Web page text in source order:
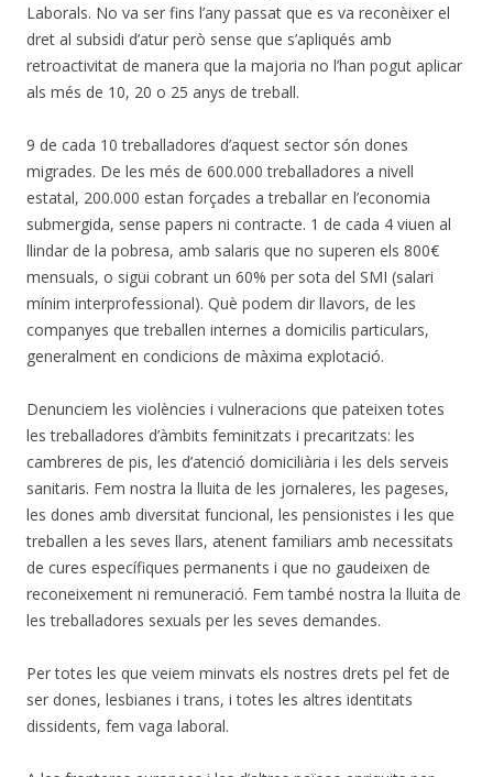
Laborals. No va ser fins l’any passat que es va reconèixer el
dret al subsidi d’atur però sense que s’apliqués amb
retroactivitat de manera que la majoria no l’han pogut aplicar
als més de 10, 20 o 25 anys de treball.
9 de cada 10 treballadores d’aquest sector són dones
migrades. De les més de 600.000 treballadores a nivell
estatal, 200.000 estan forçades a treballar en l’economia
submergida, sense papers ni contracte. 1 de cada 4 viuen al
llindar de la pobresa, amb salaris que no superen els 800€
mensuals, o sigui cobrant un 60% per sota del SMI (salari
mínim interprofessional). Què podem dir llavors, de les
companyes que treballen internes a domicilis particulars,
generalment en condicions de màxima explotació.
Denunciem les violències i vulneracions que pateixen totes
les treballadores d’àmbits feminitzats i precaritzats: les
cambreres de pis, les d’atenció domiciliària i les dels serveis
sanitaris. Fem nostra la lluita de les jornaleres, les pageses,
les dones amb diversitat funcional, les pensionistes i les que
treballen a les seves llars, atenent familiars amb necessitats
de cures específiques permanents i que no gaudeixen de
reconeixement ni remuneració. Fem també nostra la lluita de
les treballadores sexuals per les seves demandes.
Per totes les que veiem minvats els nostres drets pel fet de
ser dones, lesbianes i trans, i totes les altres identitats
dissidents, fem vaga laboral.